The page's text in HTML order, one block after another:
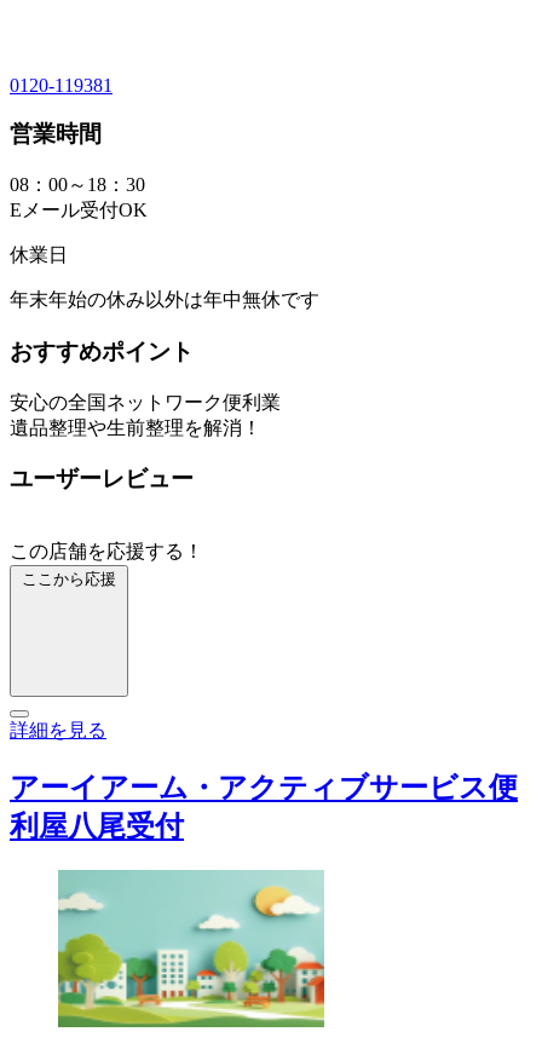
0120-119381
営業時間
08：00～18：30
Eメール受付OK
休業日
年末年始の休み以外は年中無休です
おすすめポイント
安心の全国ネットワーク便利業
遺品整理や生前整理を解消！
ユーザーレビュー
この店舗を応援する！
ここから応援
詳細を見る
アーイアーム・アクティブサービス便
利屋八尾受付